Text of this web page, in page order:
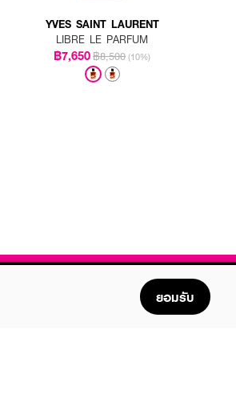
YVES SAINT LAURENT
LIBRE LE PARFUM
฿7,650฿8,500 (10%)
ยอมรับ